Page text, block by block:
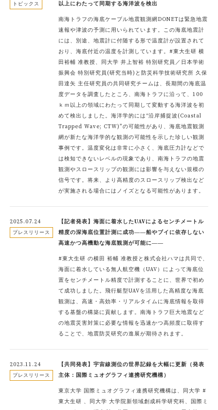
トピックス
以上にわたって同期する海洋波を検出
南海トラフの海底ケーブル地震観測網DONETは緊急地震
速報や津波の予測に用いられています。この海底地震計
には、別途、地震計に付随する形で温度計が設置されて
おり、海底付近の温度を計測しています。#東大生研 横
田裕輔 准教授、同大学 井上智裕 特別研究員／日本学術
振興会 特別研究員(研究当時)と防災科学技術研究所 久保
田達矢 主任研究員の共同研究チームは、長期間の海底温
度データを調査したところ、南海トラフに沿って、100
ｋｍ以上の領域にわたって同期して変動する海洋波を初
めて検出しました。海洋学的には“沿岸捕捉波(Coastal
Trapped Wave; CTW)”の可能性があり、海底地震観測
網が新たな海洋学的な観測の可能性を示した珍しい観測
事例です。温度変化は非常に小さく、海底圧力計などで
は検知できないレベルの現象であり、南海トラフの地震
観測やスロースリップの観測には影響を与えない規模の
信号です。将来、より高精度のスロースリップ検出など
が実施される場合にはノイズとなる可能性があります。
2025.07.24
プレスリリース
【記者発表】海面に着水したUAVによるセンチメートル
精度の深海底位置計測に成功――船やブイに依存しない
高速かつ高機動な海底観測が可能に――
#東大生研 の横田 裕輔 准教授と株式会社ハマは共同で、
海面に着水している無人航空機（UAV）によって海底位
置をセンチメートル精度で計測することに、世界で初め
て成功しました。飛行艇型UAVを活用した高精度な海底
観測は、高速・高効率・リアルタイムに海底情報を取得
する基盤の構築に貢献します。南海トラフ巨大地震など
の地震災害対策に必要な情報を迅速かつ高頻度に取得す
ることで、地震防災研究の進展が期待されます。
2023.11.24
プレスリリース
【共同発表】宇宙線測位の世界記録を大幅に更新（発表
主体：国際ミュオグラフィ連携研究機構）
東京大学 国際ミュオグラフィ連携研究機構は、同大学 #
東大生研 、同大学 大学院新領域創成科学研究科、国際ミ